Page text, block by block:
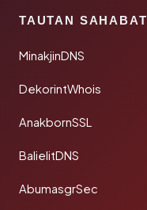
TAUTAN SAHABAT
MinakjinDNS
DekorintWhois
AnakbornSSL
BalielitDNS
AbumasgrSec